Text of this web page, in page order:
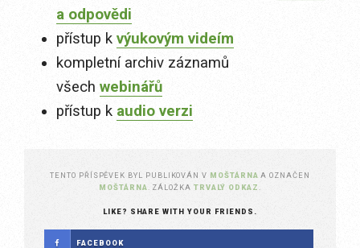
a odpovědi
přístup k výukovým videím
kompletní archiv záznamů
všech webinářů
přístup k audio verzi
TENTO PŘÍSPĚVEK BYL PUBLIKOVÁN V MOŠTÁRNA A OZNAČEN
MOŠTÁRNA . ZÁLOŽKA TRVALÝ ODKAZ
LIKE? SHARE WITH YOUR FRIENDS.
FACEBOOK